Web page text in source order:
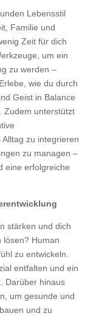
Lebensstil
Familie und
Zeit für dich
um ein
zu werden –
wie du durch
Geist in Balance
Zudem unterstützt
zu integrieren
zu managen –
eine erfolgreiche
stärken und dich
lösen? Human
zu entwickeln.
entfalten und ein
Darüber hinaus
um gesunde und
und zu